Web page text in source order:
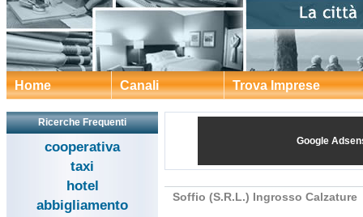
Home Canali Trova Imprese
Ricerche Frequenti
cooperativa
taxi
hotel
abbigliamento
Google
Soffio (S.R.L.) Ingrosso Calzature